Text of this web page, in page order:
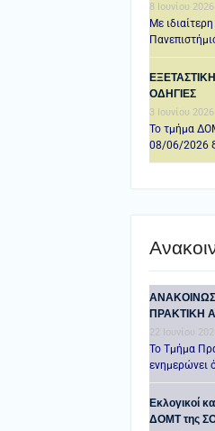
8 Ιουνίου 2026
Με
ΟΔΗΓΙΕΣ
3 Ιουνίου 2026
Το τμήμα
08/06/2026
ΠΡΑΚΤΙΚΗ
22 Ιουνίου
Το Τμήμα
ενημερώνει
Εκλογικοί
ΔΟΜΤ της